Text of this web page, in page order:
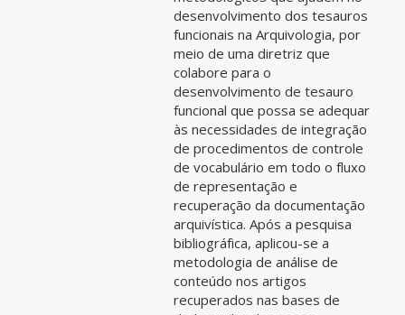
desenvolvimento dos tesauros
funcionais na Arquivologia, por
meio de uma diretriz que
colabore para o
desenvolvimento de tesauro
funcional que possa se adequar
às necessidades de integração
de procedimentos de controle
de vocabulário em todo o fluxo
de representação e
recuperação da documentação
arquivística. Após a pesquisa
bibliográfica, aplicou-se a
metodologia de análise de
conteúdo nos artigos
recuperados nas bases de